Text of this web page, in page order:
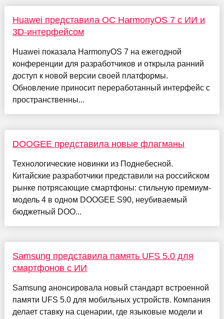
Huawei представила ОС HarmonyOS 7 с ИИ и
3D-интерфейсом
Huawei показала HarmonyOS 7 на ежегодной
конференции для разработчиков и открыла ранний
доступ к новой версии своей платформы.
Обновление приносит переработанный интерфейс с
пространственны...
DOOGEE представила новые флагманы
Технологические новинки из Поднебесной.
Китайские разработчики представили на российском
рынке потрясающие смартфоны: стильную премиум-
модель 4 в одном DOOGEE S90, неубиваемый
бюджетный DOO...
Samsung представила память UFS 5.0 для
смартфонов с ИИ
Samsung анонсировала новый стандарт встроенной
памяти UFS 5.0 для мобильных устройств. Компания
делает ставку на сценарии, где языковые модели и